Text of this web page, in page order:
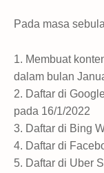
Pada masa
1. Membuat
dalam bulan
2. Daftar di
pada 16/1/2022
3. Daftar di Bing
4. Daftar di
5. Daftar di Uber